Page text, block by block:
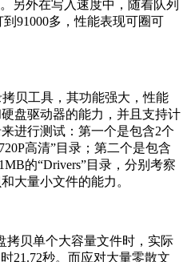
另外在写入速度中，随着队列
91000多，性能表现可圈可
贝工具，其功能强大，性能
盘驱动器的能力，并且支持计
进行测试：第一个是包含2个
高清”目录；第二个是包含
的“Drivers”目录，分别考察
大量小文件的能力。
拷贝单个大容量文件时，实际
21.72秒。而应对大量零散文